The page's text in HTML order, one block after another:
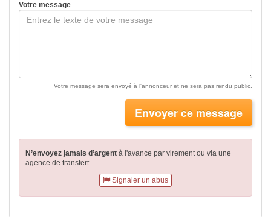
Votre message
Votre message sera envoyé à l'annonceur et ne sera pas rendu public.
Envoyer ce message
N’envoyez jamais d’argent à l'avance par virementou via une
agence de transfert.
Signaler un abus